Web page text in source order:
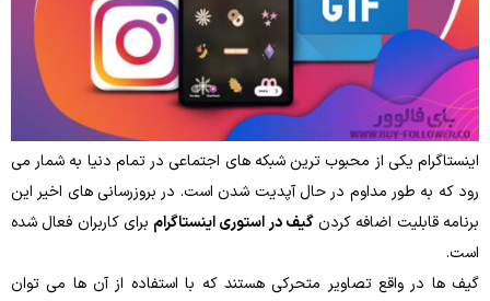
اینستاگرام یکی از محبوب ترین شبکه های اجتماعی در تمام دنیا به شمار می
رود که به طور مداوم در حال آپدیت شدن است. در بروزرسانی های اخیر این
برنامه قابلیت اضافه کردنگیف در استوری اینستاگرام برای کاربران فعال شده
است.
گیف ها در واقع تصاویر متحرکی هستند که با استفاده از آن ها می توان